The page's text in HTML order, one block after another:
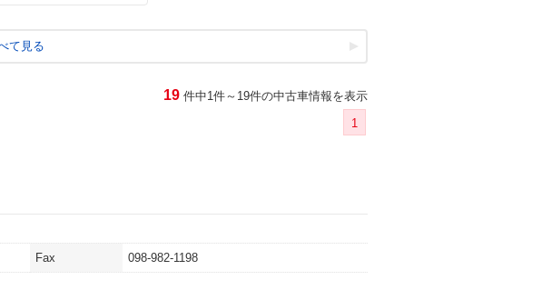
て見る
19 件中1件～19件の中古車情報を表示
1
Fax 098-982-1198